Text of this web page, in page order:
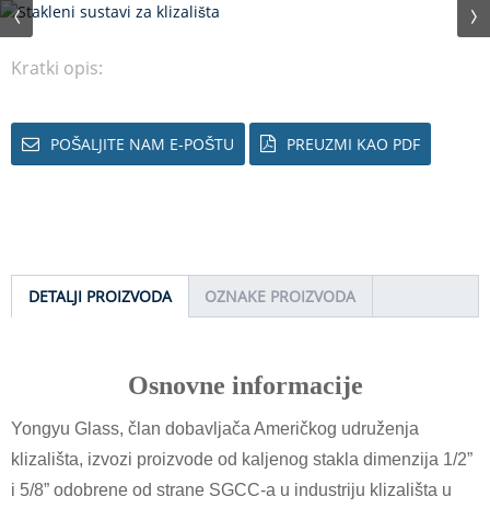
Kratki opis:
POŠALJITE NAM E-POŠTU PREUZMI KAO PDF
DETALJI PROIZVODA OZNAKE PROIZVODA
Osnovne informacije
Yongyu Glass, član dobavljača Američkog udruženja
klizališta, izvozi proizvode od kaljenog stakla dimenzija 1/2”
i 5/8” odobrene od strane SGCC-a u industriju klizališta u